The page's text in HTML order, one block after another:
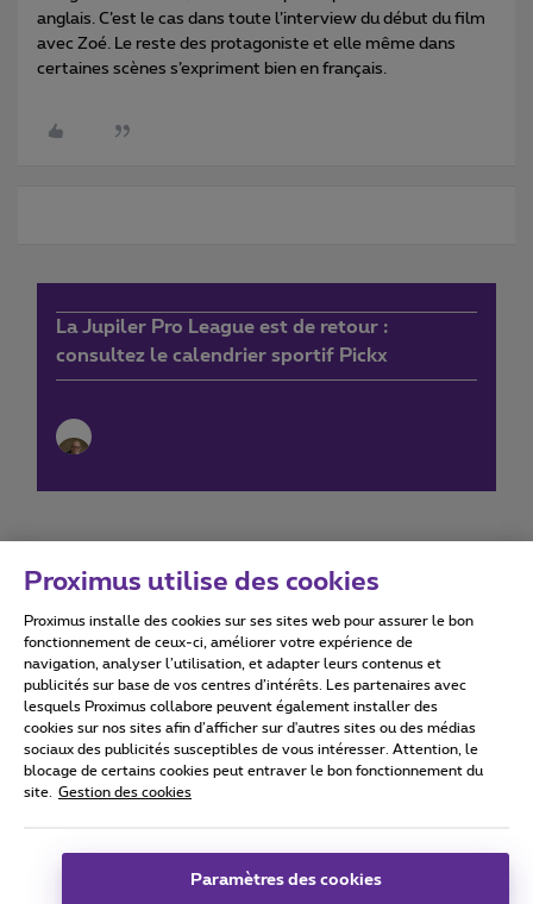
anglais. C’est le cas dans toute l’interview du début du film
avec Zoé. Le reste des protagoniste et elle même dans
certaines scènes s’expriment bien en français.
La Jupiler Pro League est de retour :
consultez le calendrier sportif Pickx
Conditions d'utilisation Accessibility statement
Tous droits réservés. © 2026 Proximus
Conditions générales, info consommateur
Coordonnées de l’entreprise
Proximus utilise des cookies
Proximus installe des cookies sur ses sites web pour assurer le bon
fonctionnement de ceux-ci, améliorer votre expérience de
navigation, analyser l’utilisation, et adapter leurs contenus et
publicités sur base de vos centres d’intérêts. Les partenaires avec
lesquels Proximus collabore peuvent également installer des
cookies sur nos sites afin d’afficher sur d'autres sites ou des médias
sociaux des publicités susceptibles de vous intéresser. Attention, le
blocage de certains cookies peut entraver le bon fonctionnement du
site.
Gestion des cookies
Paramètres des cookies